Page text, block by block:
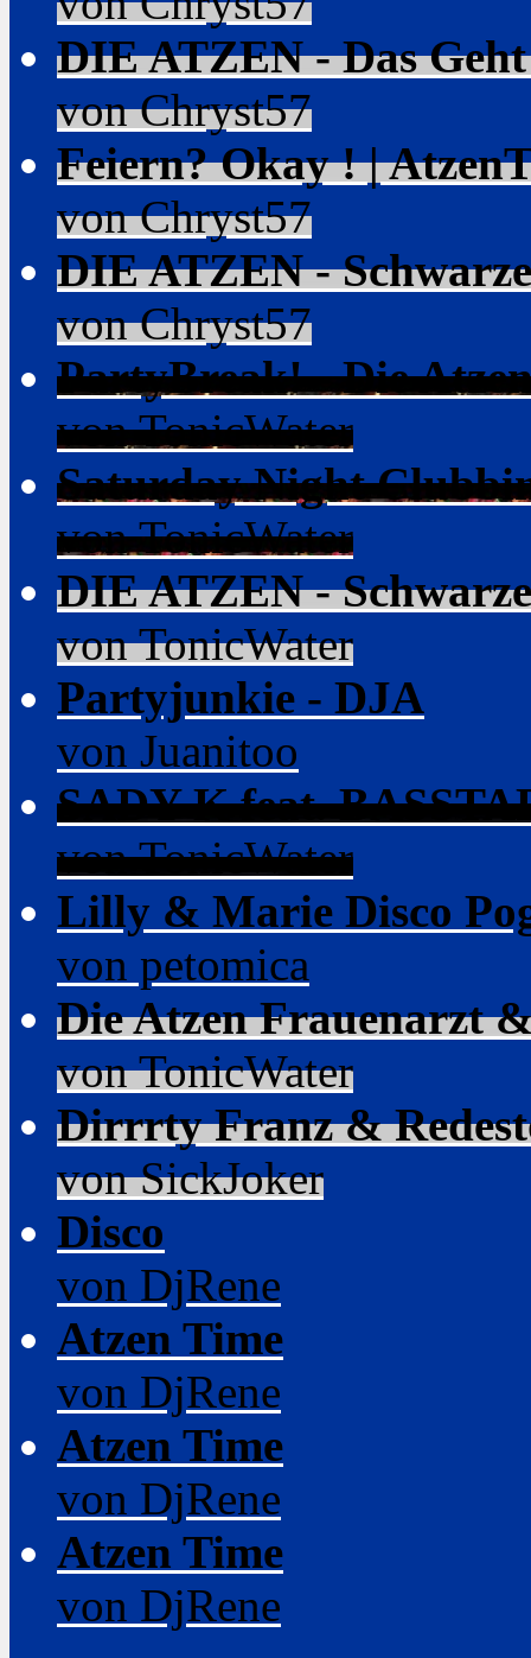
DIE ATZEN - Das
von Chryst57
Feiern? Okay ! |
von Chryst57
DIE ATZEN -
von Chryst57
PartyBreak! - Die
von TonicWater
Saturday Night
von TonicWater
DIE ATZEN -
von TonicWater
Partyjunkie - DJA
von Juanitoo
SADY K feat.
von TonicWater
Lilly & Marie Disco
von petomica
Die Atzen Frauenarzt
von TonicWater
Dirrrty Franz &
von SickJoker
Disco
von DjRene
Atzen Time
von DjRene
Atzen Time
von DjRene
Atzen Time
von DjRene